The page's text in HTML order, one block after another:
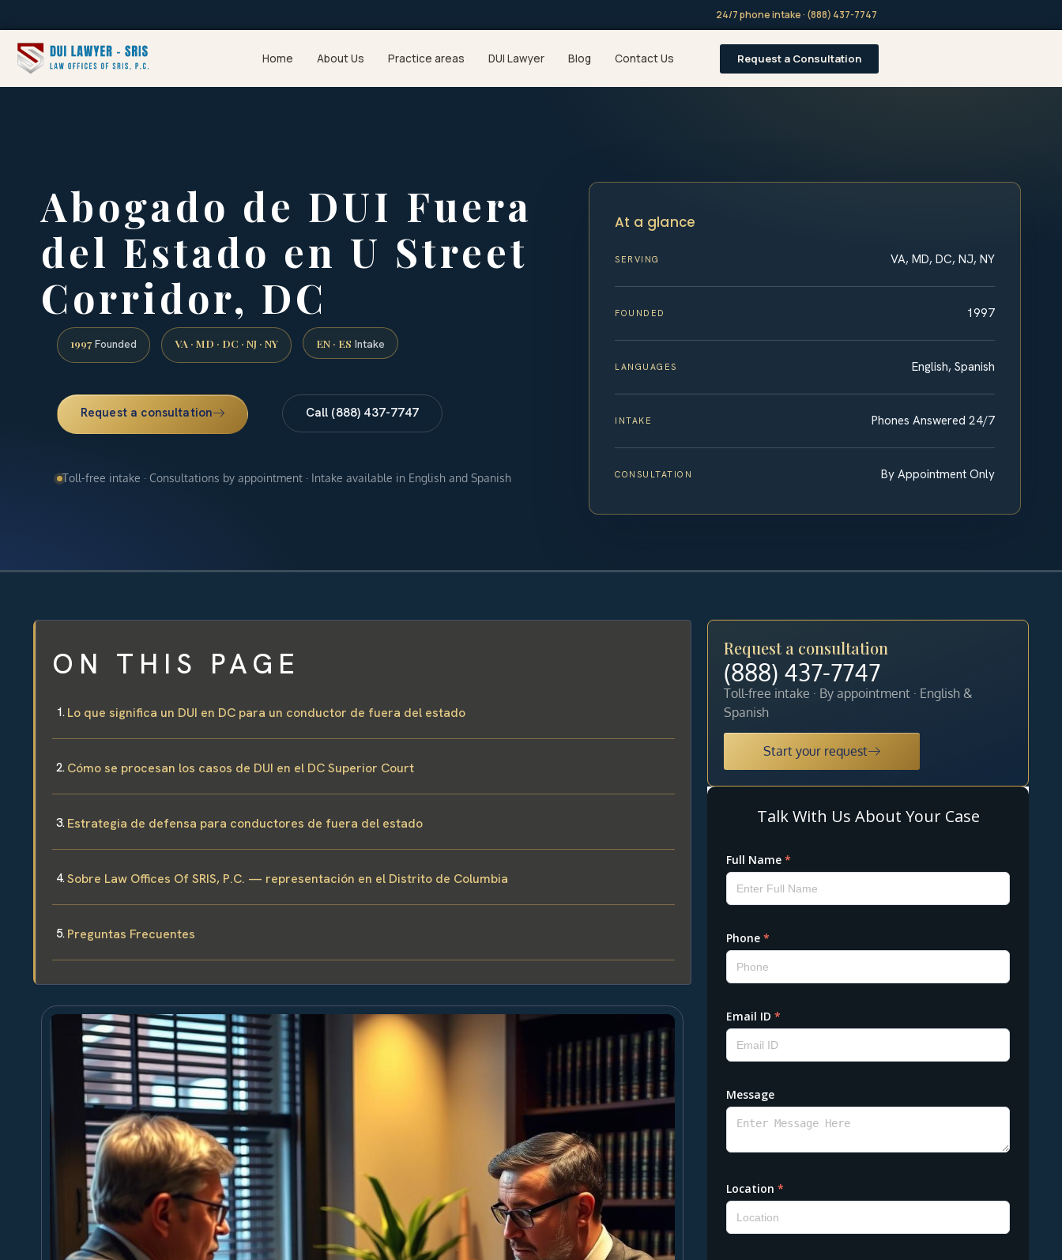
24/7 phone intake · (888) 437-7747
Home About Us Practice areas DUI Lawyer Blog Contact Us Request a Consultation
Abogado de DUI Fuera
del Estado en U Street
Corridor, DC
1997 Founded VA · MD · DC · NJ · NY EN · ES Intake
Request a consultation Call (888) 437-7747
Toll-free intake · Consultations by appointment · Intake available in English and Spanish
At a glance
SERVING VA, MD, DC, NJ, NY
FOUNDED 1997
LANGUAGES English, Spanish
INTAKE Phones Answered 24/7
CONSULTATION By Appointment Only
ON THIS PAGE
Lo que significa un DUI en DC para un conductor de fuera del estado
Cómo se procesan los casos de DUI en el DC Superior Court
Estrategia de defensa para conductores de fuera del estado
Sobre Law Offices Of SRIS, P.C. — representación en el Distrito de Columbia
Preguntas Frecuentes
Request a consultation
(888) 437-7747
Toll-free intake · By appointment · English &
Spanish
Start your request